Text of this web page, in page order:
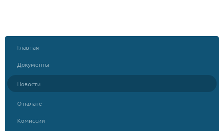
Главная
Документы
Новости
О палате
Комиссии